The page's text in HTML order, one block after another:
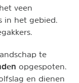
veen
in het gebied.
te
opgespoten.
en dienen